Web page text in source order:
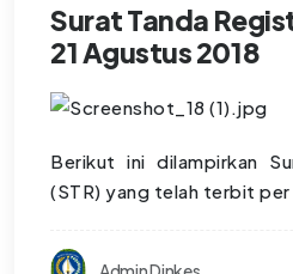
Surat Tanda
21 Agustus 2018
Berikut ini dilampirkan
(STR) yang telah terbit per